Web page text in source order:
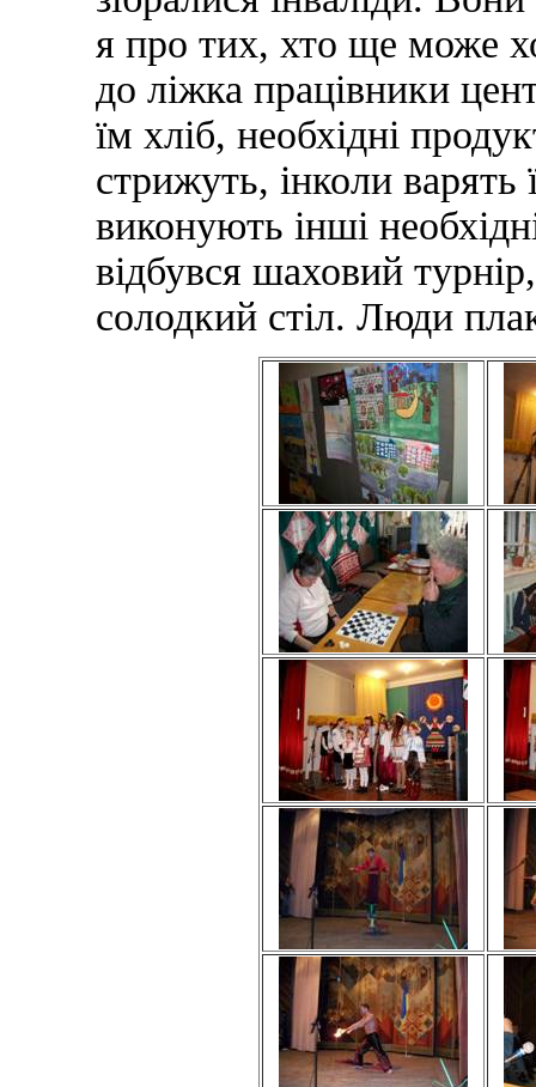
я про тих, хто ще може
до ліжка працівники
їм хліб, необхідні
стрижуть, інколи варять
виконують інші
відбувся шаховий
солодкий стіл. Люди